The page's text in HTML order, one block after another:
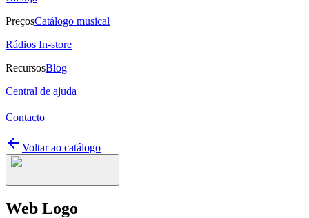
PreçosCatálogo musical
Rádios In-store
RecursosBlog
Central de ajuda
Contacto
Voltar ao catálogo
Web Logo